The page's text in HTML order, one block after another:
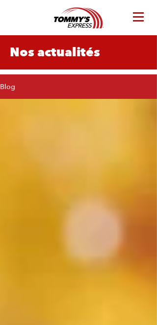
Nos actualités
Blog